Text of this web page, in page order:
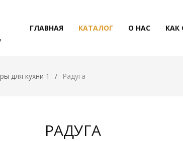
ГЛАВНАЯ КАТАЛОГ О НАС КАК
для кухни 1 Радуга
РАДУГА